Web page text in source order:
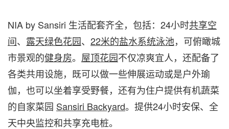
NIA by Sansiri 生活配套齐全，包括：24小时共享空
间、 露天绿色花园、 22米的盐水系统泳池，可俯瞰城
市景观的健身房。 屋顶花园不仅凉爽宜人，还配备了
各类共用设施，既可以做一些伸展运动或是户外瑜
伽，也可以坐着享受野餐，还有为住户提供有机蔬菜
的自家菜园 Sansiri Backyard。提供24小时安保、全
天中央监控和共享充电桩。